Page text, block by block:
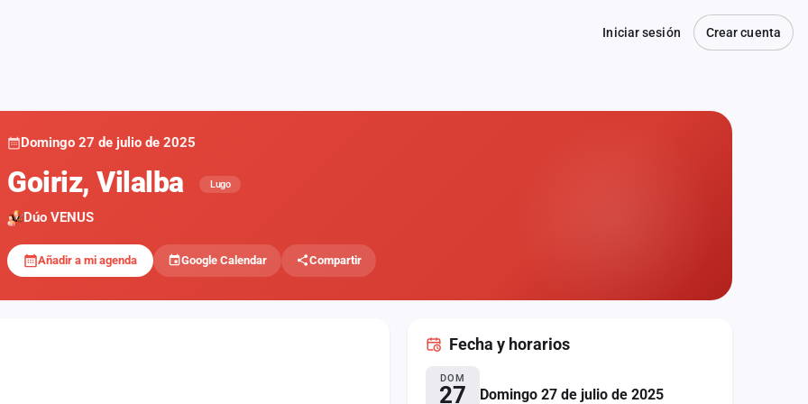
Iniciar sesión Crear cuenta
Domingo 27 de julio de 2025
Goiriz, Vilalba Lugo
Dúo VENUS
Añadir a mi agenda Google Calendar Compartir
Fecha y horarios
DOM
27 Domingo 27 de julio de 2025